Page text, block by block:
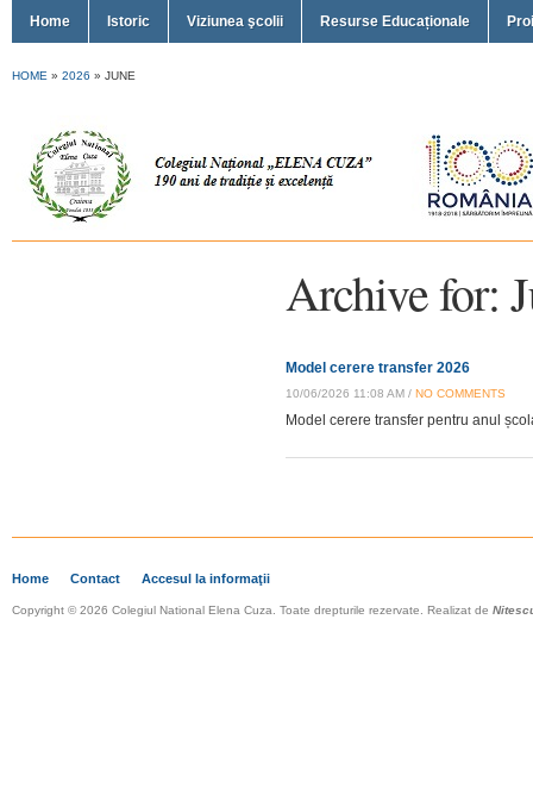
Home Istoric Viziunea şcolii Resurse Educaționale
HOME » 2026 » JUNE
Archive for:
Model cerere transfer 2026
10/06/2026 11:08 AM / NO COMMENTS
Model cerere transfer pentru anul
Home Contact Accesul la informaţii
Copyright © 2026 Colegiul National Elena Cuza. Toate drepturile rezervate. Realizat de